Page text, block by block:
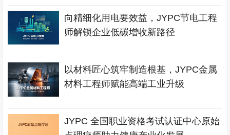
向精细化用电要效益，JYPC节电工程
师解锁企业低碳增收新路径
以材料匠心筑牢制造根基，JYPC金属
材料工程师赋能高端工业升级
JYPC 全国职业资格考试认证中心原始